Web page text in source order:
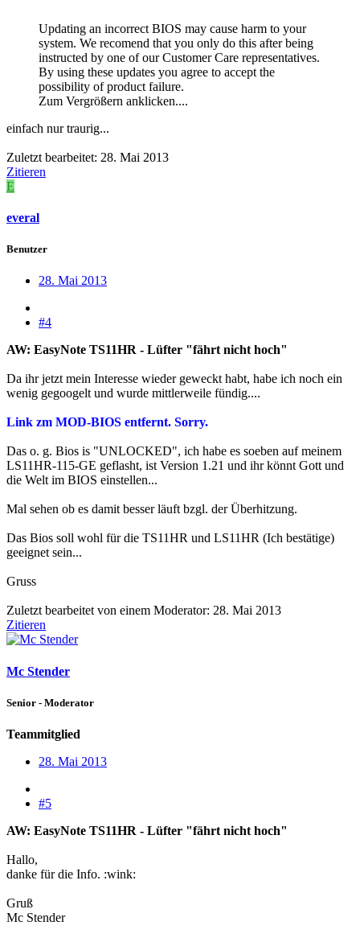
Updating an incorrect BIOS may cause harm to your
system. We recomend that you only do this after being
instructed by one of our Customer Care representatives.
By using these updates you agree to accept the
possibility of product failure.
Zum Vergrößern anklicken....
einfach nur traurig...
Zuletzt bearbeitet: 28. Mai 2013
Zitieren
E
everal
Benutzer
28. Mai 2013
#4
AW: EasyNote TS11HR - Lüfter "fährt nicht hoch"
Da ihr jetzt mein Interesse wieder geweckt habt, habe ich noch ein
wenig gegoogelt und wurde mittlerweile fündig....
Link zm MOD-BIOS entfernt. Sorry.
Das o. g. Bios is "UNLOCKED", ich habe es soeben auf meinem
LS11HR-115-GE geflasht, ist Version 1.21 und ihr könnt Gott und
die Welt im BIOS einstellen...
Mal sehen ob es damit besser läuft bzgl. der Überhitzung.
Das Bios soll wohl für die TS11HR und LS11HR (Ich bestätige)
geeignet sein...
Gruss
Zuletzt bearbeitet von einem Moderator: 28. Mai 2013
Zitieren
Mc Stender
Senior - Moderator
Teammitglied
28. Mai 2013
#5
AW: EasyNote TS11HR - Lüfter "fährt nicht hoch"
Hallo,
danke für die Info. :wink:
Gruß
Mc Stender